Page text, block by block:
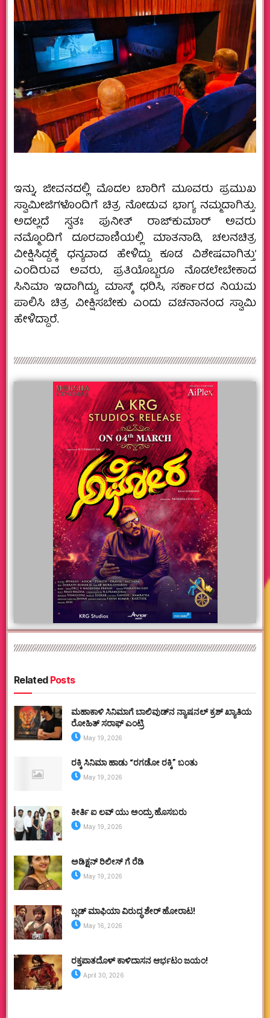
ಇನ್ನು, ಜೀವನದಲ್ಲಿ ಮೊದಲ ಬಾರಿಗೆ ಮೂವರು ಪ್ರಮುಖ
ಸ್ವಾಮೀಜಿಗಳೊಂದಿಗೆ ಚಿತ್ರ ನೋಡುವ ಭಾಗ್ಯ ನಮ್ಮದಾಗಿತ್ತು.
ಅದಲ್ಲದೆ ಸ್ವತಃ ಪುನೀತ್‌ ರಾಜ್‌ಕುಮಾರ್‌ ಅವರು
ನಮ್ಮೊಂದಿಗೆ ದೂರವಾಣಿಯಲ್ಲಿ ಮಾತನಾಡಿ, ಚಲನಚಿತ್ರ
ವೀಕ್ಷಿಸಿದ್ದಕ್ಕೆ ಧನ್ಯವಾದ ಹೇಳಿದ್ದು ಕೂಡ ವಿಶೇಷವಾಗಿತ್ತುʼ
ಎಂದಿರುವ ಅವರು, ಪ್ರತಿಯೊಬ್ಬರೂ ನೊಡಲೇಬೇಕಾದ
ಸಿನಿಮಾ ಇದಾಗಿದ್ದು, ಮಾಸ್ಕ್‌ ಧರಿಸಿ, ಸರ್ಕಾರದ ನಿಯಮ
ಪಾಲಿಸಿ ಚಿತ್ರ ವೀಕ್ಷಿಸಬೇಕು ಎಂದು ವಚನಾನಂದ ಸ್ವಾಮಿ
ಹೇಳಿದ್ದಾರೆ.
RelatedPosts
ಮಹಾಕಾಳಿ ಸಿನಿಮಾಗೆ ಬಾಲಿವುಡ್‌ನ ನ್ಯಾಷನಲ್ ಕ್ರಶ್ ಖ್ಯಾತಿಯ
ರೋಹಿತ್ ಸರಾಫ್ ಎಂಟ್ರಿ
May 19, 2026
ರಕ್ಕಿ ಸಿನಿಮಾ ಹಾಡು “ರಗಡೋ ರಕ್ಕಿ” ಬಂತು
May 19, 2026
ಕೀರ್ತಿ ಐ ಲವ್ ಯು ಅಂದ್ರು ಹೊಸಬರು
May 19, 2026
ಅಡಿಕ್ಷನ್ ರಿಲೀಸ್ ಗೆ ರೆಡಿ
May 19, 2026
ಬ್ಲಡ್ ಮಾಫಿಯಾ ವಿರುದ್ಧ ಶೇರ್ ಹೋರಾಟ!
May 16, 2026
ರಕ್ತಪಾತದೊಳ್ ಕಾಳಿದಾಸನ ಆರ್ಭಟಂ ಜಯಂ!
April 30, 2026